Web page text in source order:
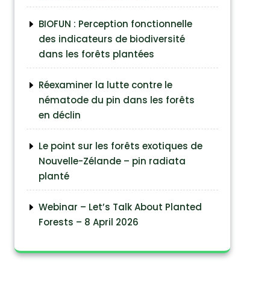
BIOFUN : Perception fonctionnelle
des indicateurs de biodiversité
dans les forêts plantées
Réexaminer la lutte contre le
nématode du pin dans les forêts
en déclin
Le point sur les forêts exotiques de
Nouvelle-Zélande – pin radiata
planté
Webinar – Let’s Talk About Planted
Forests – 8 April 2026